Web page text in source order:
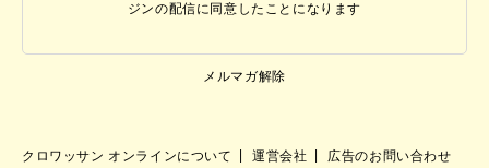
ジンの配信に同意したことになります
メルマガ解除
クロワッサン オンラインについて 運営会社 広告のお問い合わせ